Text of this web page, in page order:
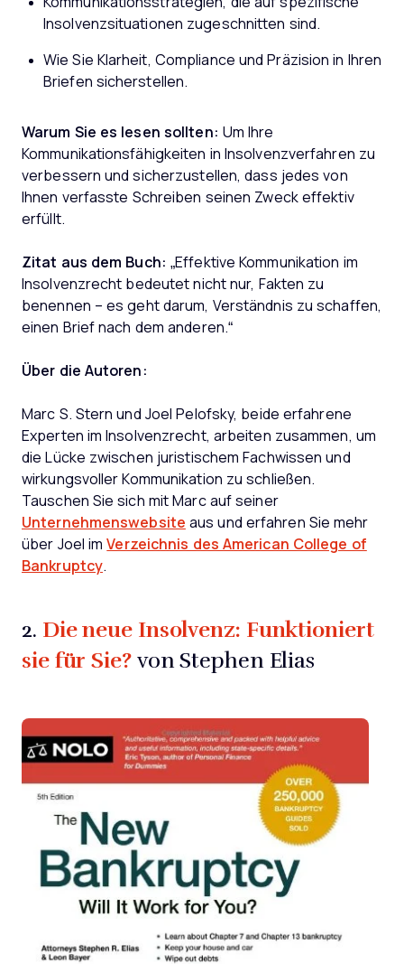
Insolvenzsituationen zugeschnitten sind.
Wie Sie Klarheit, Compliance und Präzision in Ihren
Briefen sicherstellen.
Warum Sie es lesen sollten: Um Ihre
Kommunikationsfähigkeiten in Insolvenzverfahren zu
verbessern und sicherzustellen, dass jedes von
Ihnen verfasste Schreiben seinen Zweck effektiv
erfüllt.
Zitat aus dem Buch: „Effektive Kommunikation im
Insolvenzrecht bedeutet nicht nur, Fakten zu
benennen – es geht darum, Verständnis zu schaffen,
einen Brief nach dem anderen.“
Über die Autoren:
Marc S. Stern und Joel Pelofsky, beide erfahrene
Experten im Insolvenzrecht, arbeiten zusammen, um
die Lücke zwischen juristischem Fachwissen und
wirkungsvoller Kommunikation zu schließen.
Tauschen Sie sich mit Marc auf seiner
Unternehmenswebsite aus und erfahren Sie mehr
über Joel imVerzeichnis des American College of
Bankruptcy.
2. Die neue Insolvenz: Funktioniert
sie für Sie?von Stephen Elias